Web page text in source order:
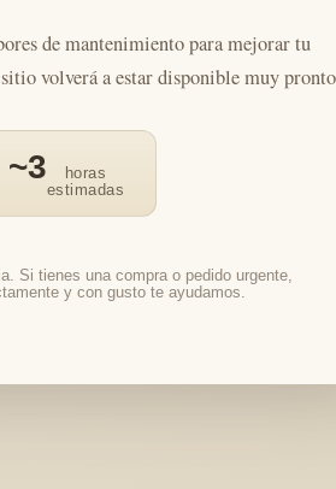
de mantenimiento para mejorar tu
volverá a estar disponible muy
~3
horas
estimadas
Si tienes una compra o pedido urgente,
y con gusto te ayudamos.